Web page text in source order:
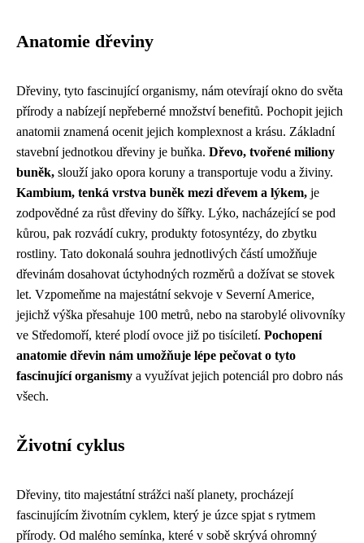
Anatomie dřeviny
Dřeviny, tyto fascinující organismy, nám otevírají okno do světa
přírody a nabízejí nepřeberné množství benefitů. Pochopit jejich
anatomii znamená ocenit jejich komplexnost a krásu. Základní
stavební jednotkou dřeviny je buňka. Dřevo, tvořené miliony
buněk, slouží jako opora koruny a transportuje vodu a živiny.
Kambium, tenká vrstva buněk mezi dřevem a lýkem, je
zodpovědné za růst dřeviny do šířky. Lýko, nacházející se pod
kůrou, pak rozvádí cukry, produkty fotosyntézy, do zbytku
rostliny. Tato dokonalá souhra jednotlivých částí umožňuje
dřevinám dosahovat úctyhodných rozměrů a dožívat se stovek
let. Vzpomeňme na majestátní sekvoje v Severní Americe,
jejichž výška přesahuje 100 metrů, nebo na starobylé olivovníky
ve Středomoří, které plodí ovoce již po tisíciletí. Pochopení
anatomie dřevin nám umožňuje lépe pečovat o tyto
fascinující organismy a využívat jejich potenciál pro dobro nás
všech.
Životní cyklus
Dřeviny, tito majestátní strážci naší planety, procházejí
fascinujícím životním cyklem, který je úzce spjat s rytmem
přírody. Od malého semínka, které v sobě skrývá ohromný